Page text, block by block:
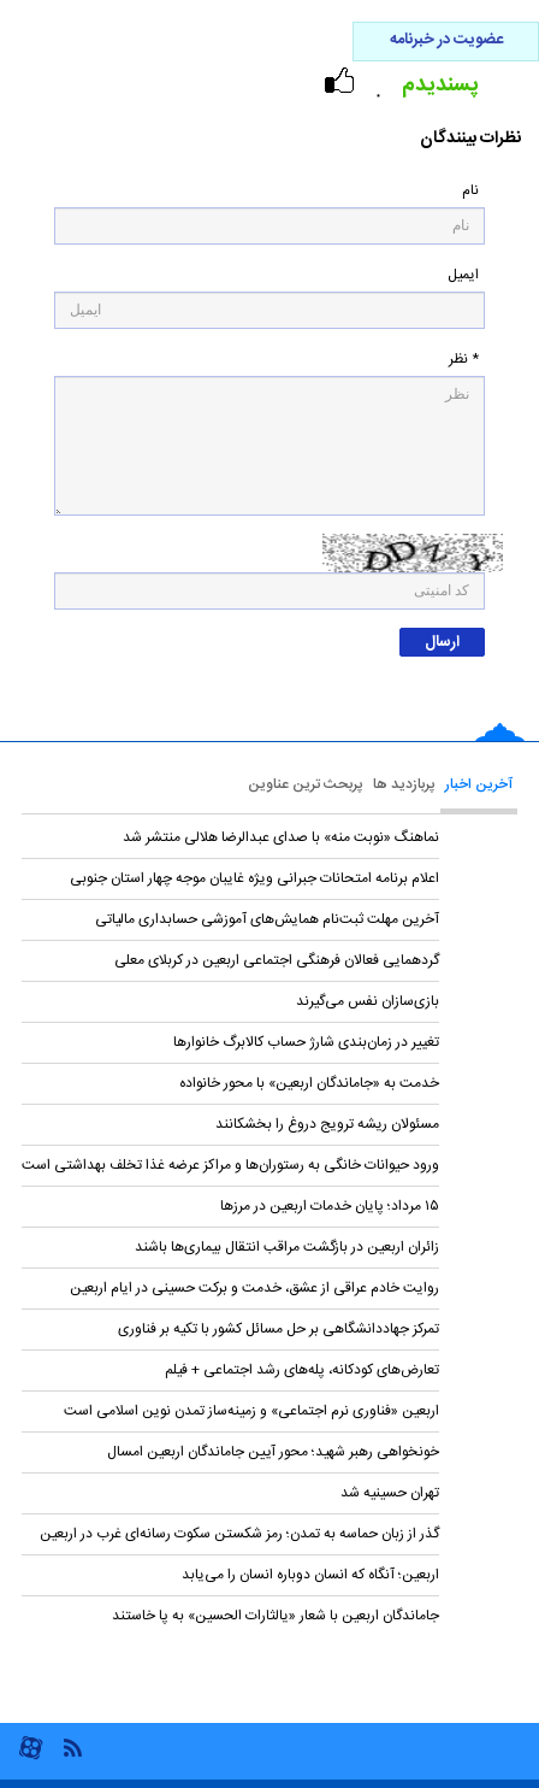
عضویت در خبرنامه
۰ پسندیدم
نظرات بینندگان
نام
ایمیل
* نظر
آخرین اخبار پربازدید ها پربحث ترین عناوین
نماهنگ «نوبت منه» با صدای عبدالرضا هلالی منتشر شد
اعلام برنامه امتحانات جبرانی ویژه غایبان موجه چهار استان جنوبی
آخرین مهلت ثبت‌نام همایش‌های آموزشی حسابداری مالياتی
گردهمایی فعالان فرهنگی اجتماعی اربعین در کربلای معلی
بازی‌سازان نفس می‌گیرند
تغییر در زمان‌بندی شارژ حساب کالابرگ خانوار‌ها
خدمت به «جاماندگان اربعین» با محور خانواده
مسئولان ریشه ترویج دروغ را بخشکانند
ورود حیوانات خانگی به رستوران‌ها و مراکز عرضه غذا تخلف بهداشتی است
۱۵ مرداد؛ پایان خدمات اربعین در مرزها
زائران اربعین در بازگشت مراقب انتقال بیماری‌ها باشند
روایت خادم عراقی از عشق، خدمت و برکت حسینی در ایام اربعین
تمرکز جهاددانشگاهی بر حل مسائل کشور با تکیه بر فناوری
تعارض‌های کودکانه، پله‌های رشد اجتماعی + فیلم
اربعین «فناوری نرم اجتماعی» و زمینه‌ساز تمدن نوین اسلامی است
خونخواهی رهبر شهید؛ محور آیین جاماندگان اربعین امسال
تهران حسینیه شد
گذر از زبان حماسه به تمدن؛ رمز شکستن سکوت رسانه‌ای غرب در اربعین
اربعین؛ آنگاه که انسان دوباره انسان را می‌یابد
جاماندگان اربعین با شعار «یالثارات الحسین» به پا خاستند